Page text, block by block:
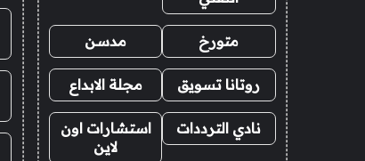
متورخ مدسن
روتانا تسويق مجلة الابداع
نادي الترددات
استشارات اون
لاين